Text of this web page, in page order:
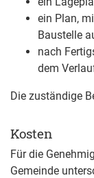
ein Plan,
Baustelle
nach
dem
Die zuständige
Kosten
Für die
Gemeinde